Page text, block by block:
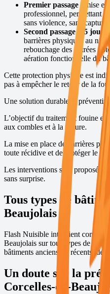
Premier passage :
mise
professionnel, permettant
sans violence, sans
Second passage (15
barrières physiques au
rebouchage des entrées
aération fonctionnelle du
Cette protection physique est
pas à empêcher le retour de la
Une solution durable et préventive
L’objectif du traitement fouine
aux combles et à la toiture.
La mise en place de barrières
toute récidive et de protéger le
Les interventions sont proposées
sans surprise.
Tous types de
Beaujolais
Flash Nuisible intervient contre
Beaujolais sur tous types de
bâtiments anciens ou récents,
Un doute sur la
Corcelles-en-